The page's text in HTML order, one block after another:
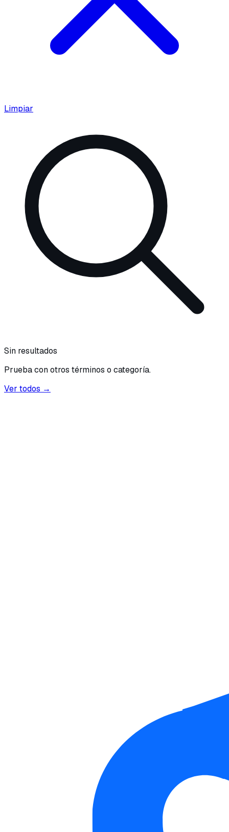
Limpiar
Sin resultados
Prueba con otros términos o categoría.
Ver todos →